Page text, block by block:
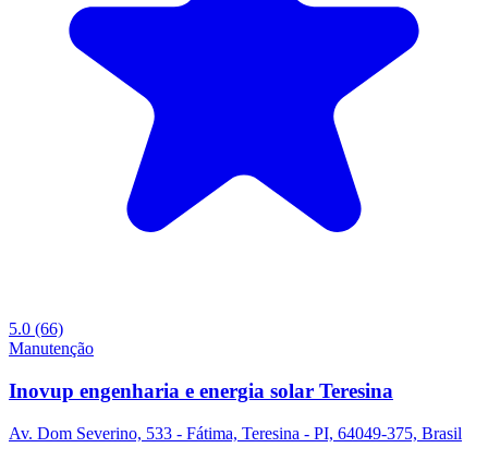
5.0 (66)
Manutenção
Inovup engenharia e energia solar Teresina
Av. Dom Severino, 533 - Fátima, Teresina - PI, 64049-375, Brasil